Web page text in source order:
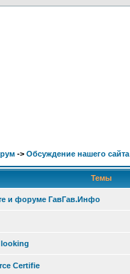
-> Обсуждение нашего сайта
Темы
и форуме ГавГав.Инфо
Certifie